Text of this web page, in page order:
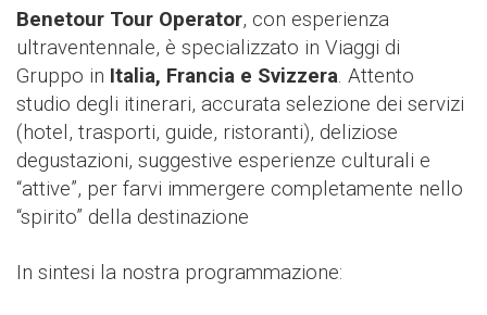
Benetour Tour Operator, con esperienza
ultraventennale, è specializzato in Viaggi di
Gruppo in Italia, Francia e Svizzera. Attento
studio degli itinerari, accurata selezione dei servizi
(hotel, trasporti, guide, ristoranti), deliziose
degustazioni, suggestive esperienze culturali e
“attive”, per farvi immergere completamente nello
“spirito” della destinazione
In sintesi la nostra programmazione: